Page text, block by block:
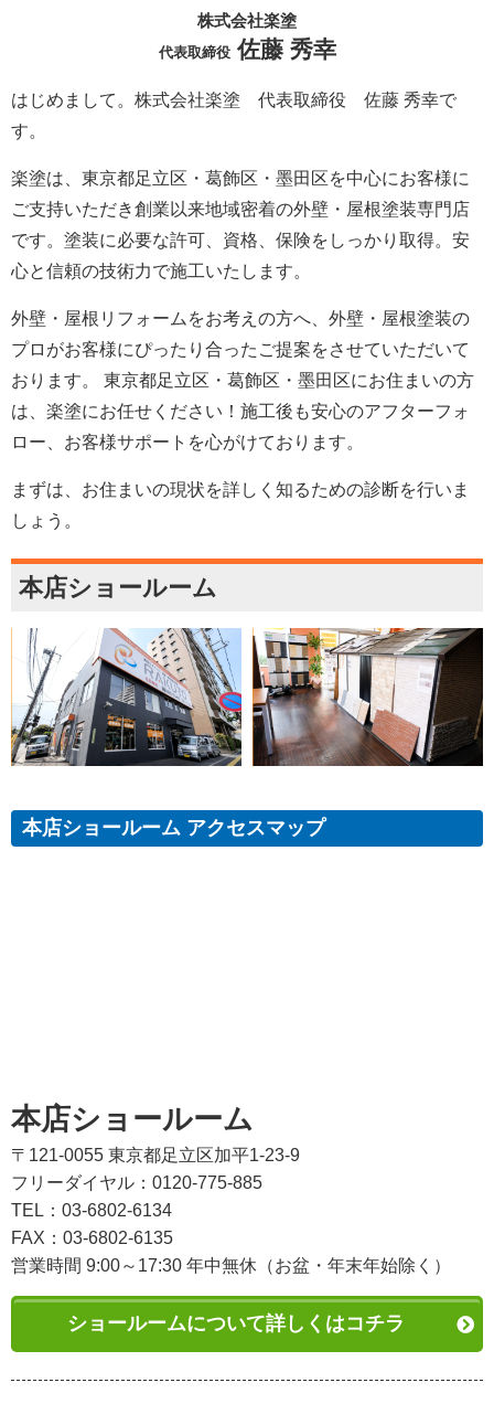
株式会社楽塗
代表取締役佐藤 秀幸
はじめまして。株式会社楽塗 代表取締役 佐藤 秀幸で
す。
楽塗は、東京都足立区・葛飾区・墨田区を中心にお客様に
ご支持いただき創業以来地域密着の外壁・屋根塗装専門店
です。塗装に必要な許可、資格、保険をしっかり取得。安
心と信頼の技術力で施工いたします。
外壁・屋根リフォームをお考えの方へ、外壁・屋根塗装の
プロがお客様にぴったり合ったご提案をさせていただいて
おります。 東京都足立区・葛飾区・墨田区にお住まいの方
は、楽塗にお任せください！施工後も安心のアフターフォ
ロー、お客様サポートを心がけております。
まずは、お住まいの現状を詳しく知るための診断を行いま
しょう。
本店ショールーム
本店ショールーム アクセスマップ
本店ショールーム
〒121-0055 東京都足立区加平1-23-9
フリーダイヤル：0120-775-885
TEL：03-6802-6134
FAX：03-6802-6135
営業時間 9:00～17:30 年中無休（お盆・年末年始除く）
ショールームについて詳しくはコチラ